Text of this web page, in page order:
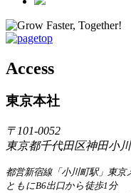
Access
東京本社
〒101-0052
東京都千代田区神田小
都営新宿線「小川町駅」東京
ともにB6出口から徒歩1分